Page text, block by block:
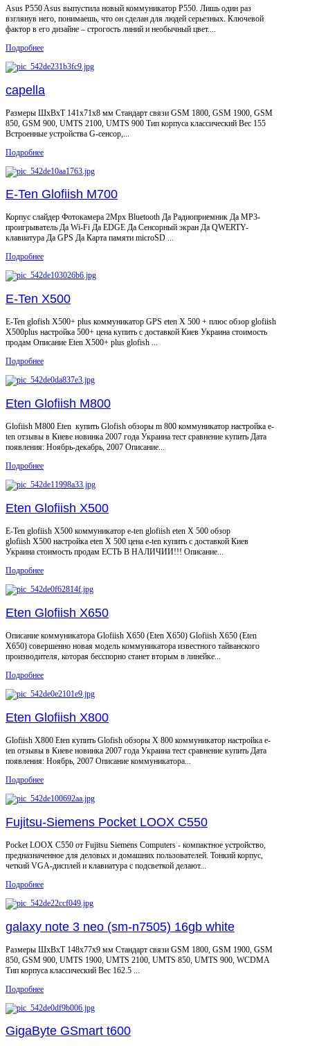
Asus P550 Asus выпустила новый коммуникатор Р550. Лишь один раз
взглянув него, понимаешь, что он сделан для людей серьезных. Ключевой
фактор в его дизайне – строгость линий и необычный цвет....
Подробнее
capella
Размеры ШxВxТ 141x71x8 мм Стандарт связи GSM 1800, GSM 1900, GSM
850, GSM 900, UMTS 2100, UMTS 900 Тип корпуса классический Вес 155
Встроенные устройства G-сенсор,...
Подробнее
E-Ten Glofiish M700
Корпус слайдер Фотокамера 2Mpx Bluetooth Да Радиоприемник Да MP3-
проигрыватель Да Wi-Fi Да EDGE Да Сенсорный экран Да QWERTY-
клавиатура Да GPS Да Карта памяти microSD ...
Подробнее
E-Ten X500
E-Ten glofish X500+ plus коммуникатор GPS eten X 500 + плюс обзор glofiish
X500plus настройка 500+ цена купить с доставкой Киев Украина стоимость
продам Описание Eten X500+ plus glofish ...
Подробнее
Eten Glofiish M800
Glofiish M800 Eten купить Glofish обзоры m 800 коммуникатор настройка e-
ten отзывы в Киеве новинка 2007 года Украина тест сравнение купить Дата
появления: Ноябрь-декабрь, 2007 Описание...
Подробнее
Eten Glofiish X500
E-Ten glofiish X500 коммуникатор e-ten glofiish eten X 500 обзор
glofiish X500 настройка eten X 500 цена e-ten купить с доставкой Киев
Украина стоимость продам ЕСТЬ В НАЛИЧИИ!!! Описание...
Подробнее
Eten Glofiish X650
Описание коммуникатора Glofiish X650 (Eten X650) Glofiish X650 (Eten
X650) совершенно новая модель коммуникатора известного тайванского
производителя, которая бесспорно станет вторым в линейке...
Подробнее
Eten Glofiish X800
Glofiish X800 Eten купить Glofish обзоры X 800 коммуникатор настройка e-
ten отзывы в Киеве новинка 2007 года Украина тест сравнение купить Дата
появления: Ноябрь, 2007 Описание коммуникатора...
Подробнее
Fujitsu-Siemens Pocket LOOX C550
Pocket LOOX C550 от Fujitsu Siemens Computers - компактное устройство,
предназначенное для деловых и домашних пользователей. Тонкий корпус,
четкий VGA-дисплей и клавиатура с подсветкой делают...
Подробнее
galaxy note 3 neo (sm-n7505) 16gb white
Размеры ШxВxТ 148x77x9 мм Стандарт связи GSM 1800, GSM 1900, GSM
850, GSM 900, UMTS 1900, UMTS 2100, UMTS 850, UMTS 900, WCDMA
Тип корпуса классический Вес 162.5 ...
Подробнее
GigaByte GSmart t600